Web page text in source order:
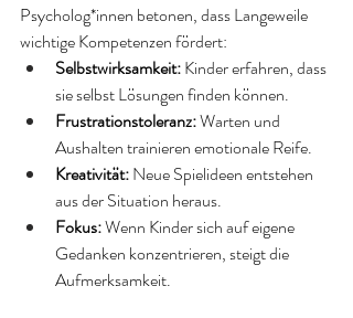
Psycholog*innen betonen, dass Langeweile
wichtige Kompetenzen fördert:
Selbstwirksamkeit: Kinder erfahren, dass
sie selbst Lösungen finden können.
Frustrationstoleranz: Warten und
Aushalten trainieren emotionale Reife.
Kreativität: Neue Spielideen entstehen
aus der Situation heraus.
Fokus: Wenn Kinder sich auf eigene
Gedanken konzentrieren, steigt die
Aufmerksamkeit.